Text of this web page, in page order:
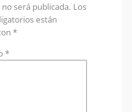
será publicada. Los
están
*
*